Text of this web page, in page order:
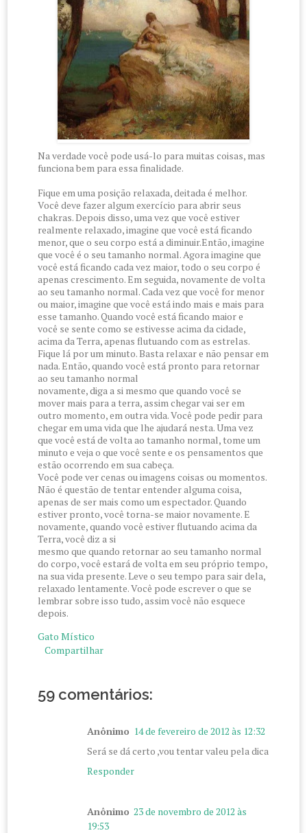
Na verdade você pode usá-lo para muitas coisas, mas
funciona bem para essa finalidade.
Fique em uma posição relaxada, deitada é melhor.
Você deve fazer algum exercício para abrir seus
chakras. Depois disso, uma vez que você estiver
realmente relaxado, imagine que você está ficando
menor, que o seu corpo está a diminuir.Então, imagine
que você é o seu tamanho normal. Agora imagine que
você está ficando cada vez maior, todo o seu corpo é
apenas crescimento. Em seguida, novamente de volta
ao seu tamanho normal. Cada vez que você for menor
ou maior, imagine que você está indo mais e mais para
esse tamanho. Quando você está ficando maior e
você se sente como se estivesse acima da cidade,
acima da Terra, apenas flutuando com as estrelas.
Fique lá por um minuto. Basta relaxar e não pensar em
nada. Então, quando você está pronto para retornar
ao seu tamanho normal
novamente, diga a si mesmo que quando você se
mover mais para a terra, assim chegar vai ser em
outro momento, em outra vida. Você pode pedir para
chegar em uma vida que lhe ajudará nesta. Uma vez
que você está de volta ao tamanho normal, tome um
minuto e veja o que você sente e os pensamentos que
estão ocorrendo em sua cabeça.
Você pode ver cenas ou imagens coisas ou momentos.
Não é questão de tentar entender alguma coisa,
apenas de ser mais como um espectador. Quando
estiver pronto, você torna-se maior novamente. E
novamente, quando você estiver flutuando acima da
Terra, você diz a si
mesmo que quando retornar ao seu tamanho normal
do corpo, você estará de volta em seu próprio tempo,
na sua vida presente. Leve o seu tempo para sair dela,
relaxado lentamente. Você pode escrever o que se
lembrar sobre isso tudo, assim você não esquece
depois.
Gato Místico
Compartilhar
59 comentários:
Anônimo 14 de fevereiro de 2012 às 12:32
Será se dá certo ,vou tentar valeu pela dica
Responder
Anônimo 23 de novembro de 2012 às
19:53